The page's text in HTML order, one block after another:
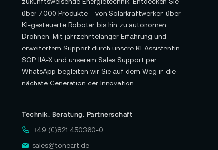
über 7.000 Produkte – von Solarkraftwerken über
KI-gesteuerte Roboter bis hin zu autonomen
Drohnen. Mit jahrzehntelanger Erfahrung und
erweitertem Support durch unsere KI-Assistentin
SOPHIA-X und unserem Sales Support per
WhatsApp begleiten wir Sie auf dem Weg in die
nächste Generation der Innovation.
Technik. Beratung. Partnerschaft
+49 (0)821 450360-0
sales@toneart.de